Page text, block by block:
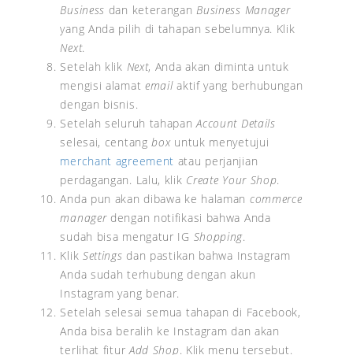
Business dan keteranganBusiness Manager
yang Anda pilih di tahapan sebelumnya. Klik
Next.
Setelah klik Next, Anda akan diminta untuk
mengisi alamat emailaktif yang berhubungan
dengan bisnis.
Setelah seluruh tahapanAccount Details
selesai, centangbox untuk menyetujui
merchant agreement atau perjanjian
perdagangan. Lalu, klik Create Your Shop.
Anda pun akan dibawa ke halaman commerce
managerdengan notifikasi bahwa Anda
sudah bisa mengatur IG Shopping.
Klik Settings dan pastikan bahwa Instagram
Anda sudah terhubung dengan akun
Instagram yang benar.
Setelah selesai semua tahapan di Facebook,
Anda bisa beralih ke Instagram dan akan
terlihat fiturAdd Shop. Klik menu tersebut.